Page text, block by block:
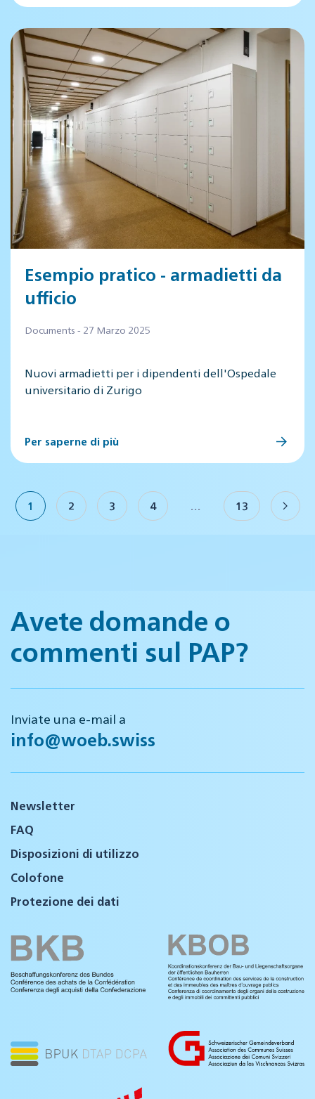
Esempio pratico - armadietti da
ufficio
Documents - 27 Marzo 2025
Nuovi armadietti per i dipendenti dell'Ospedale
universitario di Zurigo
Per saperne di più
1 2 3 4 13
Avete domande o
commenti sul PAP?
Inviate una e-mail a
info@woeb.swiss
Newsletter
FAQ
Disposizioni di utilizzo
Colofone
Protezione dei dati